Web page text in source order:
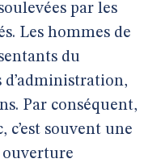
par les
Les hommes de
du
d’administration,
Par conséquent,
c’est souvent une